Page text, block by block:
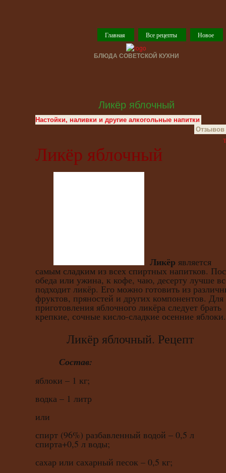
Главная Все рецепты Новое
БЛЮДА СОВЕТСКОЙ КУХНИ
Ликёр яблочный
Настойки, наливки и другие алкогольные напитки
Отзывов
Ликёр яблочный
Ликёр является
самым сладким из всех спиртных напитков.
обеда или ужина, к кофе, чаю, десерту лучше
подходит ликёр. Его можно готовить из
фруктов, пряностей и других компонентов. Для
приготовления яблочного ликёра следует брать
крепкие, сочные кисло-сладкие осенние яблоки.
Ликёр яблочный. Рецепт
Состав:
яблоки – 1 кг;
водка – 1 литр
или
спирт (96%) разбавленный водой – 0,5 л
спирта+0,5 л воды;
сахар или сахарный песок – 0,5 кг;